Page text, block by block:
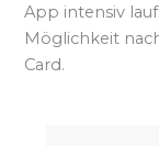
App intensiv
Möglichkeit
Card.